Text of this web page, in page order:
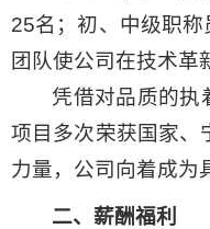
25名；初、中级职
团队使公司在技术革
凭借对品质的执
项目多次荣获国家、
力量，公司向着成为
二、薪酬福利